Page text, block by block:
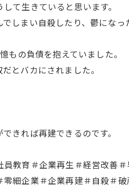
て生きていると思います。
しまい自殺したり、鬱になっ
もの負債を抱えていました。
とバカにされました。
きれば再建できるのです。
教育＃企業再生＃経営改善
細企業＃企業再建＃自殺＃